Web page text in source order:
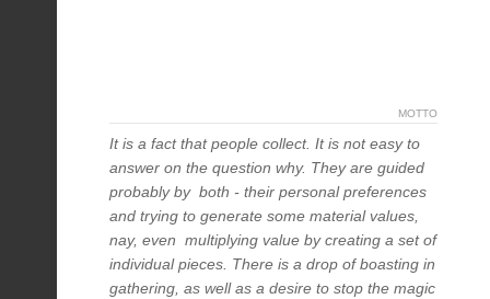
MOTTO
It is a fact that people collect. It is not easy to
answer on the question why. They are guided
probably by both - their personal preferences
and trying to generate some material values,
nay, even multiplying value by creating a set of
individual pieces. There is a drop of boasting in
gathering, as well as a desire to stop the magic